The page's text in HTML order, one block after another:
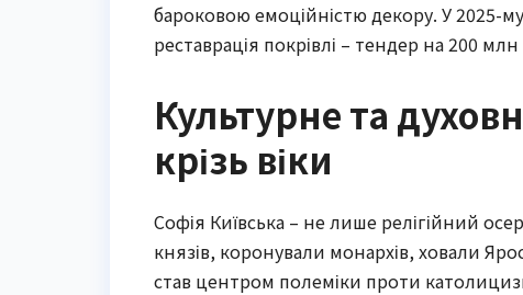
бароковою емоційністю декору. У 2025-
реставрація покрівлі – тендер на 200
Культурне та
крізь віки
Софія Київська – не лише релігійний
князів, коронували монархів, ховали
став центром полеміки проти